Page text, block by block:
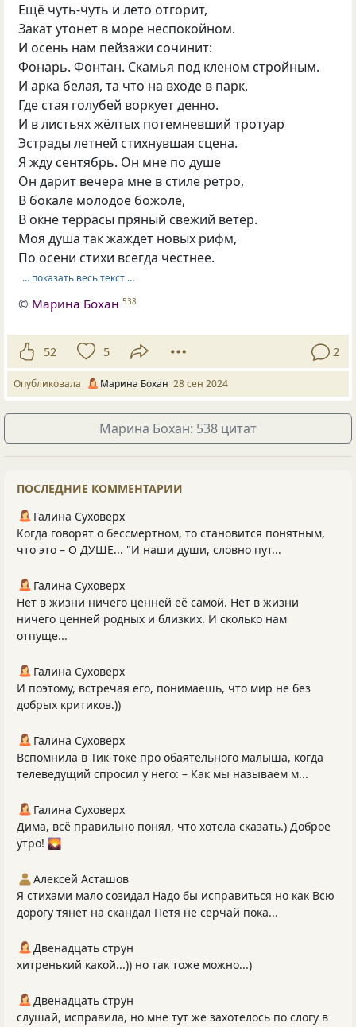
Ещё чуть-чуть и лето отгорит,
Закат утонет в море неспокойном.
И осень нам пейзажи сочинит:
Фонарь. Фонтан. Скамья под кленом стройным.
И арка белая, та что на входе в парк,
Где стая голубей воркует денно.
И в листьях жёлтых потемневший тротуар
Эстрады летней стихнувшая сцена.
Я жду сентябрь. Он мне по душе
Он дарит вечера мне в стиле ретро,
В бокале молодое божоле,
В окне террасы пряный свежий ветер.
Моя душа так жаждет новых рифм,
По осени стихи всегда честнее.
… показать весь текст …
© Марина Бохан 538
52 5 2
Опубликовала Марина Бохан 28 сен 2024
Марина Бохан: 538 цитат
ПОСЛЕДНИЕ КОММЕНТАРИИ
Галина Суховерх
Когда говорят о бессмертном, то становится понятным,
что это – О ДУШЕ... "И наши души, словно пут...
Галина Суховерх
Нет в жизни ничего ценней её самой. Нет в жизни
ничего ценней родных и близких. И сколько нам
отпуще...
Галина Суховерх
И поэтому, встречая его, понимаешь, что мир не без
добрых критиков.))
Галина Суховерх
Вспомнила в Тик-токе про обаятельного малыша, когда
телеведущий спросил у него: – Как мы называем м...
Галина Суховерх
Дима, всё правильно понял, что хотела сказать.) Доброе
утро! 🌄
Алексей Асташов
Я стихами мало созидал Надо бы исправиться но как Всю
дорогу тянет на скандал Петя не серчай пока...
Двенадцать струн
хитренький какой...)) но так тоже можно...)
Двенадцать струн
слушай, исправила, но мне тут же захотелось по слогу в